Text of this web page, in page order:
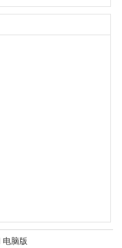
电脑版